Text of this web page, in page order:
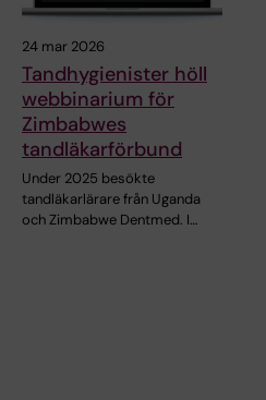
24 mar 2026
Tandhygienister höll
webbinarium för
Zimbabwes
tandläkarförbund
Under 2025 besökte
tandläkarlärare från Uganda
och Zimbabwe Dentmed. I…